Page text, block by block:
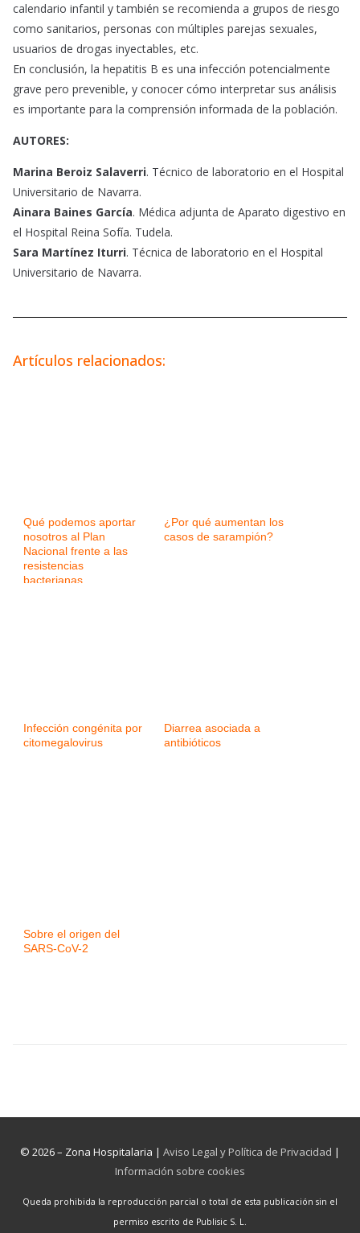
calendario infantil y también se recomienda a grupos de riesgo
como sanitarios, personas con múltiples parejas sexuales,
usuarios de drogas inyectables, etc.
En conclusión, la hepatitis B es una infección potencialmente
grave pero prevenible, y conocer cómo interpretar sus análisis
es importante para la comprensión informada de la población.
AUTORES:
Marina Beroiz Salaverri. Técnico de laboratorio en el Hospital
Universitario de Navarra.
Ainara Baines García. Médica adjunta de Aparato digestivo en
el Hospital Reina Sofía. Tudela.
Sara Martínez Iturri. Técnica de laboratorio en el Hospital
Universitario de Navarra.
Artículos relacionados:
Qué podemos aportar
nosotros al Plan
Nacional frente a las
resistencias
bacterianas
¿Por qué aumentan los
casos de sarampión?
Infección congénita por
citomegalovirus
Diarrea asociada a
antibióticos
Sobre el origen del
SARS-CoV-2
© 2026 – Zona Hospitalaria | Aviso Legal y Política de Privacidad |
Información sobre cookies
Queda prohibida la reproducción parcial o total de esta publicación sin el
permiso escrito de Publisic S. L.